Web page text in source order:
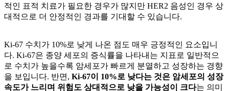
적인 표적 치료가 필요한 경우가 많지만 HER2 음성인 경우 상
대적으로 더 안정적인 경과를 기대할 수 있습니다.
Ki-67 수치가 10%로 낮게 나온 점도 매우 긍정적인 요소입니
다. Ki-67은 종양 세포의 증식률을 나타내는 지표로 일반적으
로 수치가 높을수록 암세포가 빠르게 분열하고 성장하는 경향
을 보입니다. 반면, Ki-67이 10%로 낮다는 것은 암세포의 성장
속도가 느리며 위험도 상대적으로 낮을 가능성이 크다는 의미